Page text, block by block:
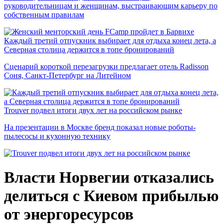
руководительницам и женщинам, выстраивающим карьеру по
собственным правилам
Каждый третий отпускник выбирает для отдыха конец лета, а
Северная столица держится в топе бронирований
Сценарий короткой перезагрузки предлагает отель Radisson
Соня, Санкт-Петербург на Литейном
Trouver подвел итоги двух лет на российском рынке
На презентации в Москве бренд показал новые роботы-
пылесосы и кухонную технику
Власти Норвегии отказались
делиться с Киевом прибылью
от энергоресурсов